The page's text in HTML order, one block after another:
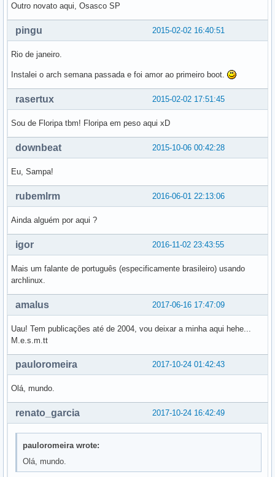
Outro novato aqui, Osasco SP
2015-02-02 16:40:51
pingu
Rio de janeiro.
Instalei o arch semana passada e foi amor ao primeiro boot.
2015-02-02 17:51:45
rasertux
Sou de Floripa tbm! Floripa em peso aqui xD
2015-10-06 00:42:28
downbeat
Eu, Sampa!
2016-06-01 22:13:06
rubemlrm
Ainda alguém por aqui ?
2016-11-02 23:43:55
igor
Mais um falante de português (especificamente brasileiro) usando
archlinux.
2017-06-16 17:47:09
amalus
Uau! Tem publicações até de 2004, vou deixar a minha aqui hehe...
M.e.s.m.tt
2017-10-24 01:42:43
pauloromeira
Olá, mundo.
2017-10-24 16:42:49
renato_garcia
pauloromeira wrote:
Olá, mundo.